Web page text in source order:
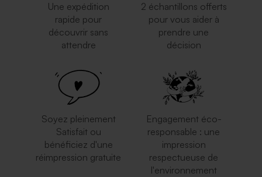
Une expédition
rapide pour
découvrir sans
attendre
2 échantillons offerts
pour vous aider à
prendre une
décision
Soyez pleinement
Satisfait ou
bénéficiez d'une
réimpression gratuite
Engagement éco-
responsable : une
impression
respectueuse de
l'environnement